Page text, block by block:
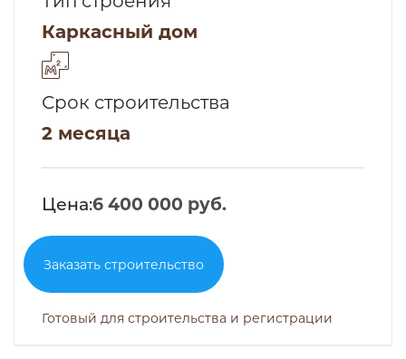
Каркасный дом
Срок строительства
2 месяца
Цена:6 400 000 руб.
Заказать строительство
Готовый для строительства и регистрации